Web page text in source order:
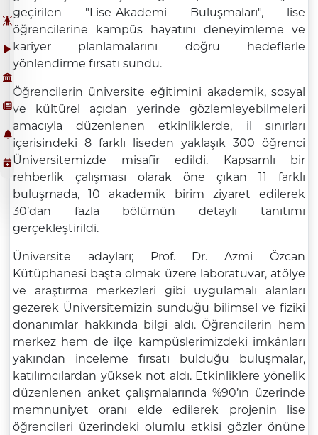
geçirilen "Lise-Akademi Buluşmaları", lise
öğrencilerine kampüs hayatını deneyimleme ve
kariyer planlamalarını doğru hedeflerle
yönlendirme fırsatı sundu.
Öğrencilerin üniversite eğitimini akademik, sosyal
ve kültürel açıdan yerinde gözlemleyebilmeleri
amacıyla düzenlenen etkinliklerde, il sınırları
içerisindeki 8 farklı liseden yaklaşık 300 öğrenci
Üniversitemizde misafir edildi. Kapsamlı bir
rehberlik çalışması olarak öne çıkan 11 farklı
buluşmada, 10 akademik birim ziyaret edilerek
30’dan fazla bölümün detaylı tanıtımı
gerçekleştirildi.
Üniversite adayları; Prof. Dr. Azmi Özcan
Kütüphanesi başta olmak üzere laboratuvar, atölye
ve araştırma merkezleri gibi uygulamalı alanları
gezerek Üniversitemizin sunduğu bilimsel ve fiziki
donanımlar hakkında bilgi aldı. Öğrencilerin hem
merkez hem de ilçe kampüslerimizdeki imkânları
yakından inceleme fırsatı bulduğu buluşmalar,
katılımcılardan yüksek not aldı. Etkinliklere yönelik
düzenlenen anket çalışmalarında %90’ın üzerinde
memnuniyet oranı elde edilerek projenin lise
öğrencileri üzerindeki olumlu etkisi gözler önüne